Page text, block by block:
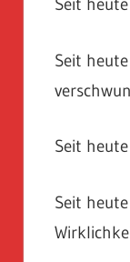
Seit
Seit
Seit